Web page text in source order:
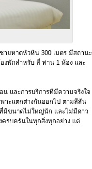
ายหาดหัวหิน 300 เมตร มีสถานะ
งพักสำหรับ สี่ ท่าน 1 ห้อง และ
น และการบริการที่มีความจริงใจ
าะแตกต่างกันออกไป ตามสีสัน
มีขนาดไม่ใหญ่นัก และไม่มีดาว
ครบครันในทุกสิ่งทุกอย่าง แต่